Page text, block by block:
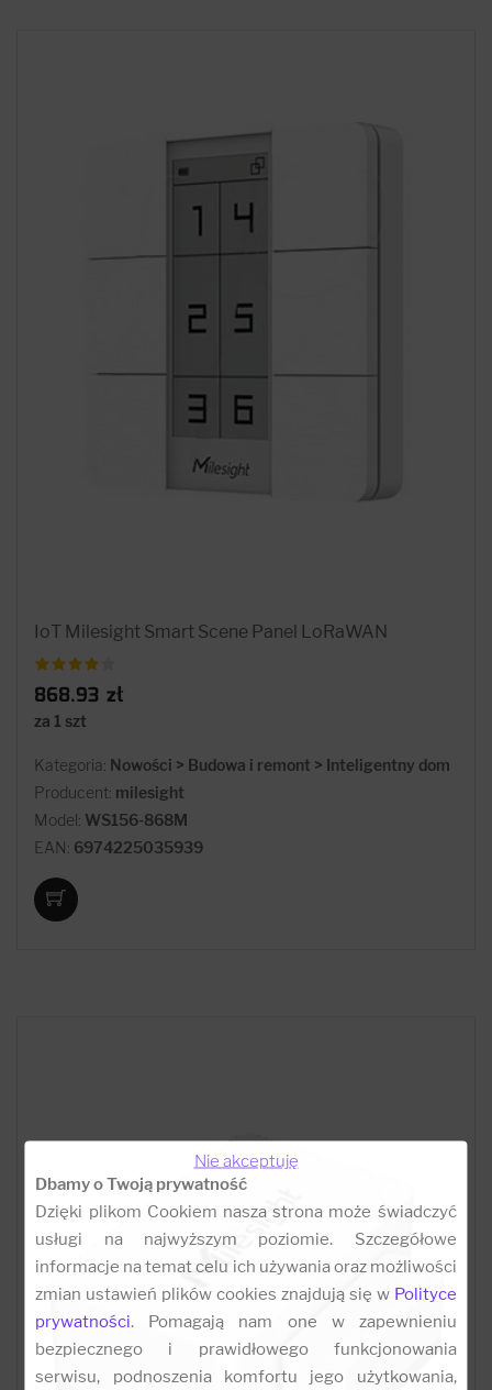
IoT Milesight Smart Scene Panel LoRaWAN
868.93 zł
za 1 szt
Kategoria: Nowości > Budowa i remont > Inteligentny dom
Producent: milesight
Model: WS156-868M
EAN: 6974225035939
Nie akceptuję
Dbamy o Twoją prywatność
Dzięki plikom Cookiem nasza strona może świadczyć
usługi na najwyższym poziomie. Szczegółowe
informacje na temat celu ich używania oraz możliwości
zmian ustawień plików cookies znajdują się w Polityce
prywatności. Pomagają nam one w zapewnieniu
bezpiecznego i prawidłowego funkcjonowania
serwisu, podnoszenia komfortu jego użytkowania,